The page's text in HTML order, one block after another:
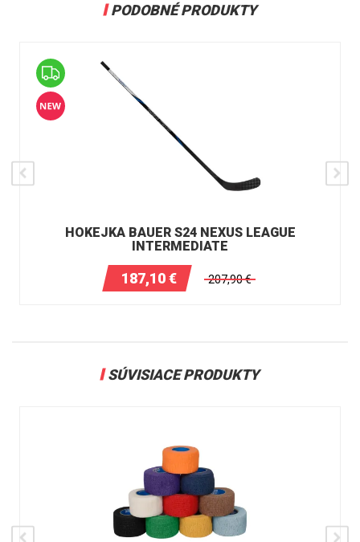
PODOBNÉ PRODUKTY
HOKEJKA BAUER S24 NEXUS LEAGUE
INTERMEDIATE
187,10€ 207,90€
SÚVISIACE PRODUKTY